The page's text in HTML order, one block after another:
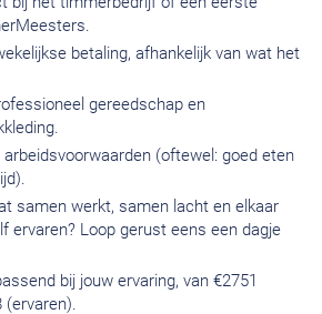
betaling, afhankelijk van wat het
gereedschap en
arbeidsvoorwaarden (oftewel: goed eten
samen werkt, samen lacht en elkaar
ervaren? Loop gerust eens een dagje
bij jouw ervaring, van €2751